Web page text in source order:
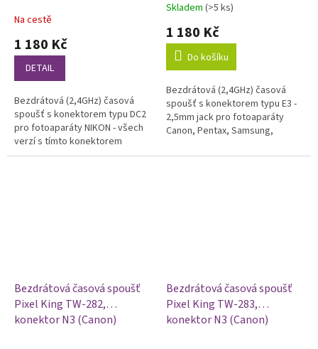
Na cestě
1 180 Kč
DETAIL
Bezdrátová (2,4GHz) časová
spoušť s konektorem typu DC2
pro fotoaparáty NIKON - všech
verzí s tímto konektorem
Průměrné
produktu
5,0
5
hvězdiček.
Skladem (>5 ks)
1 180 Kč
Do košíku
Bezdrátová (2,4GHz) časová
spoušť s konektorem typu E3 -
2,5mm jack pro fotoaparáty
Canon, Pentax, Samsung,
Bezdrátová časová spoušť
Pixel King TW-282,
konektor N3 (Canon)
Bezdrátová časová spoušť
Pixel King TW-283,
konektor N3 (Canon)